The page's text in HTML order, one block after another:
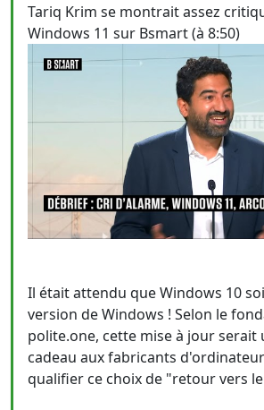
Tariq Krim se montrait assez
Windows 11 sur Bsmart (à 8:50)
Il était attendu que Windows 10
version de Windows ! Selon le
polite.one, cette mise à jour serait
cadeau aux fabricants
qualifier ce choix de "retour vers